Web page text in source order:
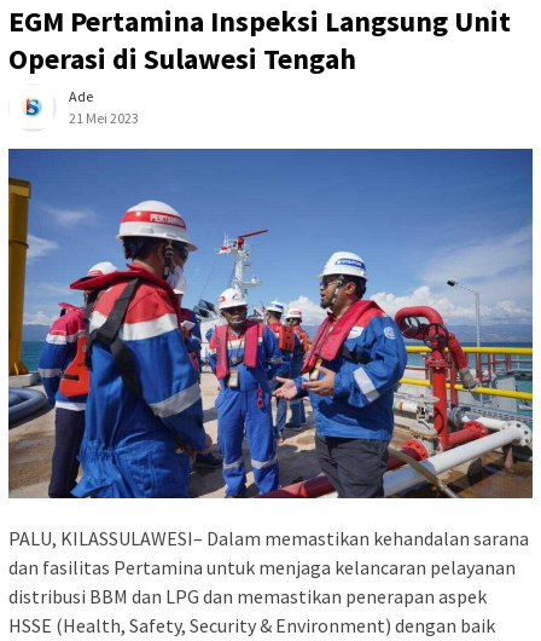
EGM Pertamina Inspeksi Langsung Unit
Operasi di Sulawesi Tengah
Ade
21 Mei 2023
PALU, KILASSULAWESI– Dalam memastikan kehandalan sarana
dan fasilitas Pertamina untuk menjaga kelancaran pelayanan
distribusi BBM dan LPG dan memastikan penerapan aspek
HSSE (Health, Safety, Security & Environment) dengan baik